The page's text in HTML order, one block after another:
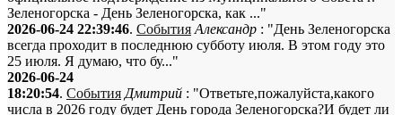
Зеленогорска - День Зеленогорска, как ..."
2026-06-24 22:39:46. События Александр : "День Зеленогорска
всегда проходит в последнюю субботу июля. В этом году это
25 июля. Я думаю, что бу..."
2026-06-24
18:20:54. События Дмитрий : "Ответьте,пожалуйста,какого
числа в 2026 году будет День города Зеленогорска?И будет ли